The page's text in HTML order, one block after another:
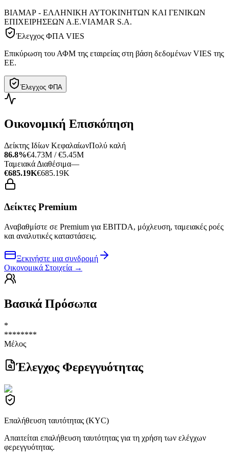
ΒΙΑΜΑΡ - ΕΛΛΗΝΙΚΗ ΑΥΤΟΚΙΝΗΤΩΝ ΚΑΙ ΓΕΝΙΚΩΝ
ΕΠΙΧΕΙΡΗΣΕΩΝ Α.Ε.VIAMAR S.A.
Έλεγχος ΦΠΑ VIES
Επικύρωση του ΑΦΜ της εταιρείας στη βάση δεδομένων VIES της
ΕΕ.
Έλεγχος ΦΠΑ
Οικονομική Επισκόπηση
Δείκτης Ιδίων ΚεφαλαίωνΠολύ καλή
86.8%€4.73M / €5.45M
Ταμειακά Διαθέσιμα—
€685.19K€685.19K
Δείκτες Premium
Αναβαθμίστε σε Premium για EBITDA, μόχλευση, ταμειακές ροές
και αναλυτικές καταστάσεις.
Ξεκινήστε μια συνδρομή
Οικονομικά Στοιχεία →
Βασικά Πρόσωπα
*
********
Μέλος
Έλεγχος Φερεγγυότητας
Επαλήθευση ταυτότητας (KYC)
Απαιτείται επαλήθευση ταυτότητας για τη χρήση των ελέγχων
φερεγγυότητας.